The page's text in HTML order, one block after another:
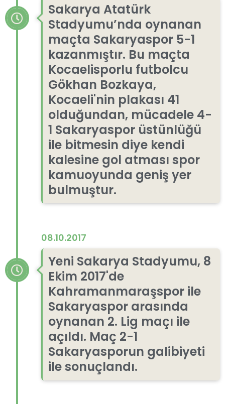
Sakarya Atatürk
Stadyumu’nda oynanan
maçta Sakaryaspor 5-1
kazanmıştır. Bu maçta
Kocaelisporlu futbolcu
Gökhan Bozkaya,
Kocaeli'nin plakası 41
olduğundan, mücadele 4-
1 Sakaryaspor üstünlüğü
ile bitmesin diye kendi
kalesine gol atması spor
kamuoyunda geniş yer
bulmuştur.
08.10.2017
Yeni Sakarya Stadyumu, 8
Ekim 2017'de
Kahramanmaraşspor ile
Sakaryaspor arasında
oynanan 2. Lig maçı ile
açıldı. Maç 2-1
Sakaryasporun galibiyeti
ile sonuçlandı.